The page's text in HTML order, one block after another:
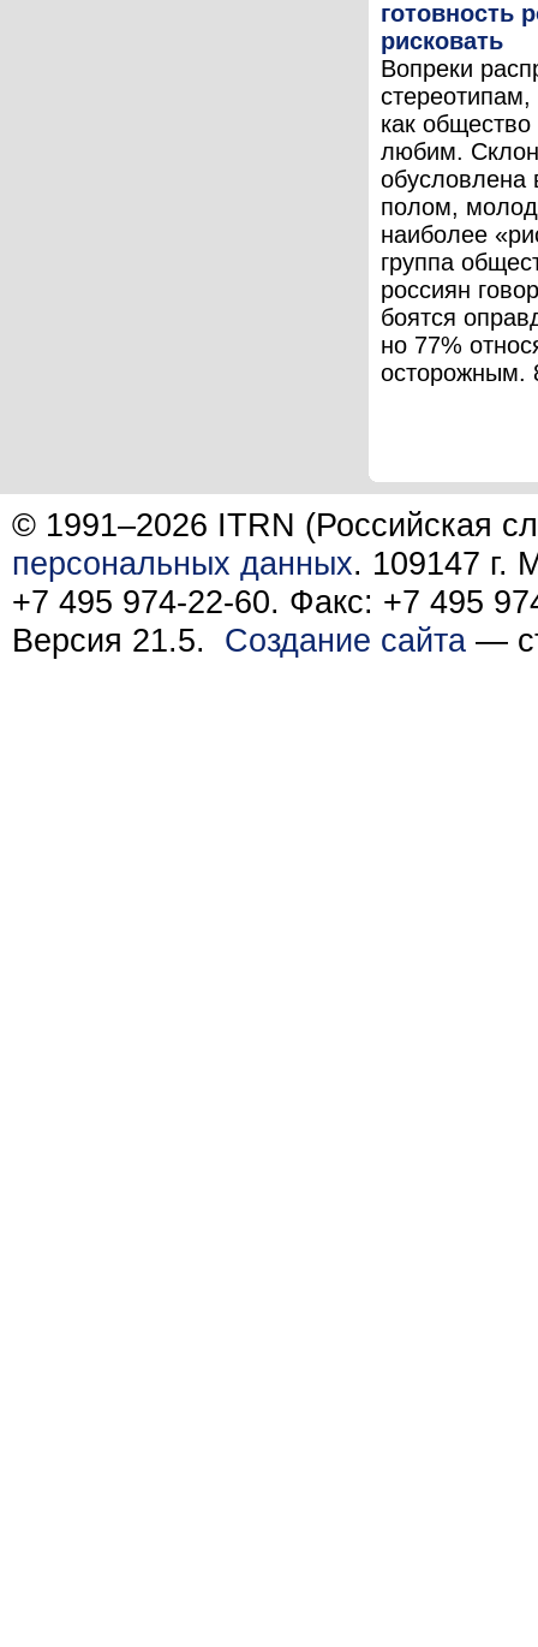
готовность
рисковать
Вопреки
как
любим.
обусловлена
полом,
наиболее
группа
россиян
боятся
но 77%
осторожным.
© 1991–2026 ITRN (Российская
персональных данных. 109147 г.
+7 495 974-22-60. Факс: +7 495
Версия 21.5. Создание сайта —